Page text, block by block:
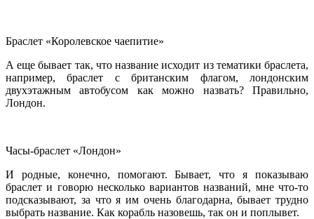
Браслет «Королевское чаепитие»
А еще бывает так, что название исходит из тематики браслета,
например, браслет с британским флагом, лондонским
двухэтажным автобусом как можно назвать? Правильно,
Лондон.
Часы-браслет «Лондон»
И родные, конечно, помогают. Бывает, что я показываю
браслет и говорю несколько вариантов названий, мне что-то
подсказывают, за что я им очень благодарна, бывает трудно
выбрать название. Как корабль назовешь, так он и поплывет.